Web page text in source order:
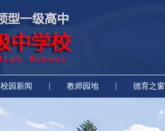
校园新闻 | 教师园地 | 德育之窗